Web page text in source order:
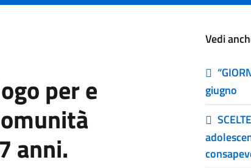
per e
anni.
Vedi
giugno